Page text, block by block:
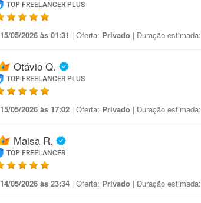
TOP FREELANCER PLUS
15/05/2026 às 01:31 | Oferta: Privado | Duração estimada:
Otávio Q.
TOP FREELANCER PLUS
15/05/2026 às 17:02 | Oferta: Privado | Duração estimada:
Maisa R.
TOP FREELANCER
14/05/2026 às 23:34 | Oferta: Privado | Duração estimada: